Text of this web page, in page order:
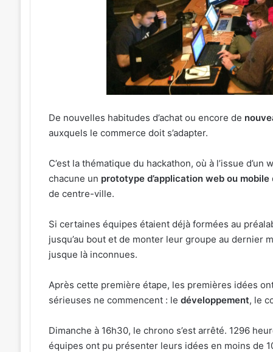
De nouvelles habitudes d’achat ou encore de
auxquels le commerce doit s’adapter.
C’est la thématique du hackathon, où à l’issue
chacune un prototype d’application web ou mobile
de centre-ville.
Si certaines équipes étaient déjà formées au
jusqu’au bout et de monter leur groupe au dernier
jusque là inconnues.
Après cette première étape, les premières idées
sérieuses ne commencent : le développement, le
Dimanche à 16h30, le chrono s’est arrêté. 1296
équipes ont pu présenter leurs idées en moins de
:
Michel
Roth
cuisine
pour
le
dîner
caritatif
FIM
2026
31 juillet 2026
« Une émotion
Michel Roth en
grand dîner
2026